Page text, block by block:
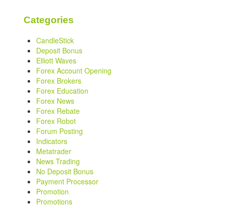
Categories
CandleStick
Deposit Bonus
Elliott Waves
Forex Account Opening
Forex Brokers
Forex Education
Forex News
Forex Rebate
Forex Robot
Forum Posting
Indicators
Metatrader
News Trading
No Deposit Bonus
Payment Processor
Promotion
Promotions